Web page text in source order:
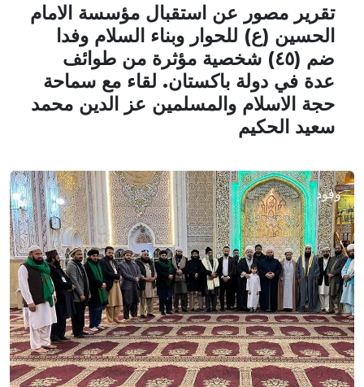
تقرير مصور عن استقبال مؤسسة الامام
الحسين (ع) للحوار وبناء السلام وفدا
ضم (٤٥) شخصية مؤثرة من طوائف
عدة في دولة باكستان. لقاء مع سماحة
حجة الاسلام والمسلمين عز الدين محمد
سعيد الحكيم
وفود